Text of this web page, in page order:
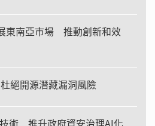
東南亞市場 推動創新和效
絕開源潛藏漏洞風險
術 推升政府資安治理AI化